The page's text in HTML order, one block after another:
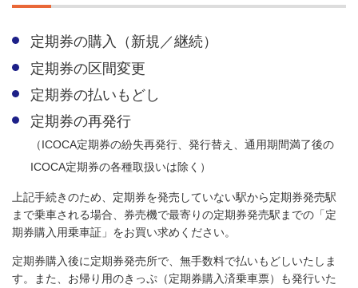
定期券の購入（新規／継続）
定期券の区間変更
定期券の払いもどし
定期券の再発行
（ICOCA定期券の紛失再発行、発行替え、通用期間満了後の
ICOCA定期券の各種取扱いは除く）
上記手続きのため、定期券を発売していない駅から定期券発売駅
まで乗車される場合、券売機で最寄りの定期券発売駅までの「定
期券購入用乗車証」をお買い求めください。
定期券購入後に定期券発売所で、無手数料で払いもどしいたしま
す。また、お帰り用のきっぷ（定期券購入済乗車票）も発行いた